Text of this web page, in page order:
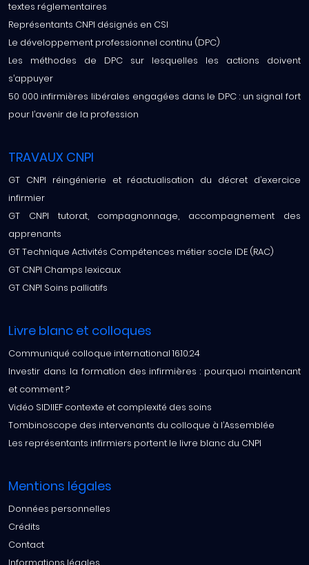
textes réglementaires
Représentants CNPI désignés en CSI
Le développement professionnel continu (DPC)
Les méthodes de DPC sur lesquelles les actions doivent
s’appuyer
50 000 infirmières libérales engagées dans le DPC : un signal fort
pour l’avenir de la profession
TRAVAUX CNPI
GT CNPI réingénierie et réactualisation du décret d’exercice
infirmier
GT CNPI tutorat, compagnonnage, accompagnement des
apprenants
GT Technique Activités Compétences métier socle IDE (RAC)
GT CNPI Champs lexicaux
GT CNPI Soins palliatifs
Livre blanc et colloques
Communiqué colloque international 16.10.24
Investir dans la formation des infirmières : pourquoi maintenant
et comment ?
Vidéo SIDIIEF contexte et complexité des soins
Tombinoscope des intervenants du colloque à l’Assemblée
Les représentants infirmiers portent le livre blanc du CNPI
Mentions légales
Données personnelles
Crédits
Contact
Informations légales